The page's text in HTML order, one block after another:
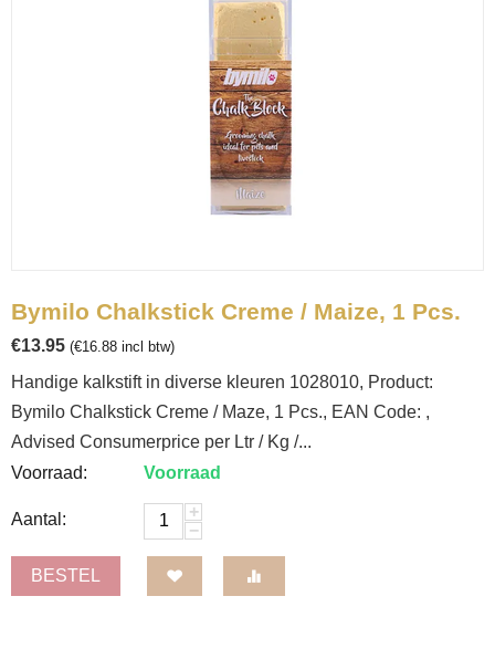
Bymilo Chalkstick Creme / Maize, 1 Pcs.
€13.95 (€16.88 incl btw)
Handige kalkstift in diverse kleuren 1028010, Product:
Bymilo Chalkstick Creme / Maze, 1 Pcs., EAN Code: ,
Advised Consumerprice per Ltr / Kg /...
Voorraad:
Voorraad
Aantal:
+
−
BESTEL